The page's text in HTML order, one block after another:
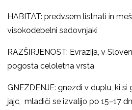
HABITAT: predvsem listnati in
visokodebelni sadovnjaki
RAZŠIRJENOST: Evrazija, v
pogosta celoletna vrsta
GNEZDENJE: gnezdi v duplu, ki si
jajc, mladiči se izvalijo po 15–17